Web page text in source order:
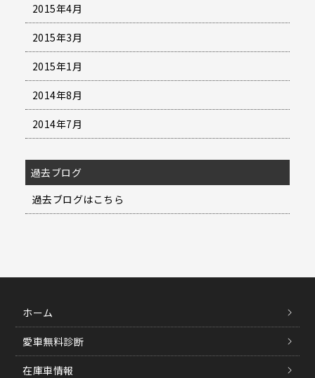
2015年4月
2015年3月
2015年1月
2014年8月
2014年7月
過去ブログ
過去ブログはこちら
ホーム
愛車無料診断
在庫車情報